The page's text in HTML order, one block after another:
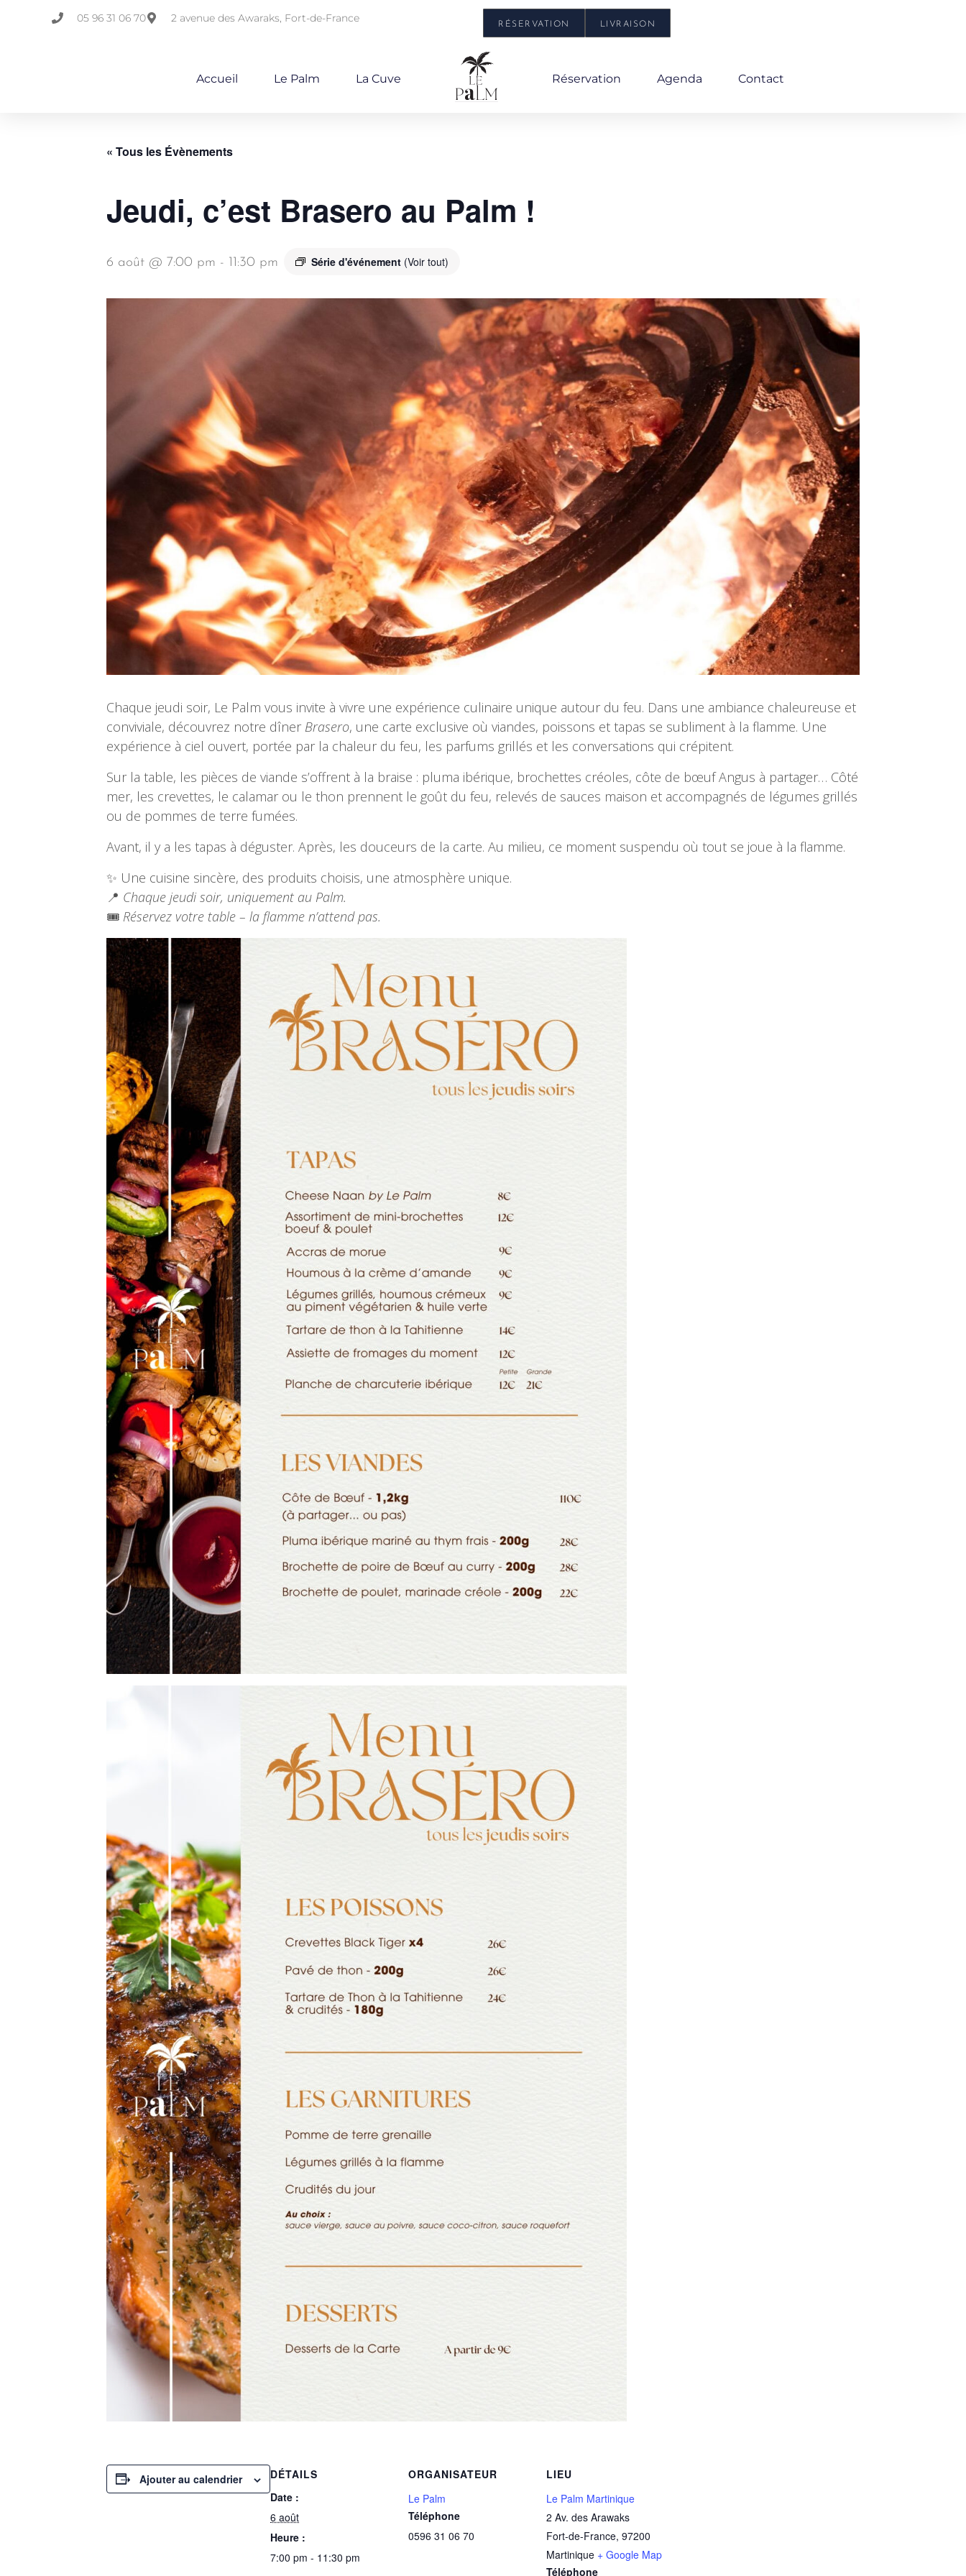
05 96 31 06 70 2 avenue des Awaraks, Fort-de-France RÉSERVATION LIVRAISON
Accueil Le Palm La Cuve Réservation Agenda Contact
« Tous les Évènements
Jeudi, c’est Brasero au Palm !
6 août @ 7:00 pm - 11:30 pm Série d'événement (Voir tout)
Chaque jeudi soir, Le Palm vous invite à vivre une expérience culinaire unique autour du feu. Dans une ambiance chaleureuse et
conviviale, découvrez notre dîner Brasero, une carte exclusive où viandes, poissons et tapas se subliment à la flamme. Une
expérience à ciel ouvert, portée par la chaleur du feu, les parfums grillés et les conversations qui crépitent.
Sur la table, les pièces de viande s’offrent à la braise : pluma ibérique, brochettes créoles, côte de bœuf Angus à partager… Côté
mer, les crevettes, le calamar ou le thon prennent le goût du feu, relevés de sauces maison et accompagnés de légumes grillés
ou de pommes de terre fumées.
Avant, il y a les tapas à déguster. Après, les douceurs de la carte. Au milieu, ce moment suspendu où tout se joue à la flamme.
✨ Une cuisine sincère, des produits choisis, une atmosphère unique.
📍 Chaque jeudi soir, uniquement au Palm.
🎟️ Réservez votre table – la flamme n’attend pas.
Ajouter au calendrier
DÉTAILS
Date :
6 août
Heure :
7:00 pm - 11:30 pm
ORGANISATEUR
Le Palm
Téléphone
0596 31 06 70
LIEU
Le Palm Martinique
2 Av. des Arawaks
Fort-de-France, 97200
Martinique + Google Map
Téléphone